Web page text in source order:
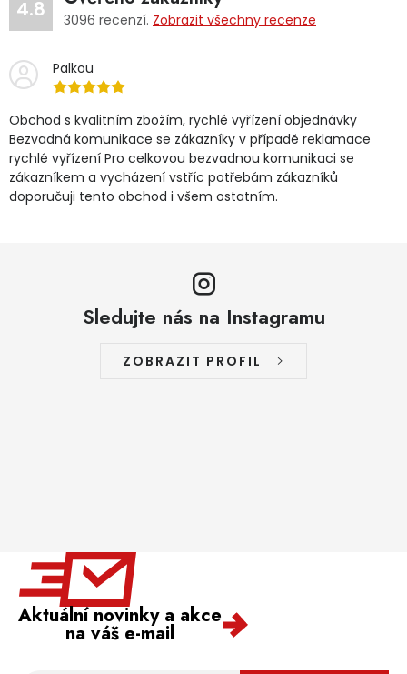
4.8 3096 recenzí. Zobrazit všechny recenze
Palkou
Obchod s kvalitním zbožím, rychlé vyřízení objednávky
Bezvadná komunikace se zákazníky v případě reklamace
rychlé vyřízení Pro celkovou bezvadnou komunikaci se
zákazníkem a vycházení vstříc potřebám zákazníků
doporučuji tento obchod i všem ostatním.
Sledujte nás na Instagramu
ZOBRAZIT PROFIL
Aktuální novinky a akce
na váš e-mail